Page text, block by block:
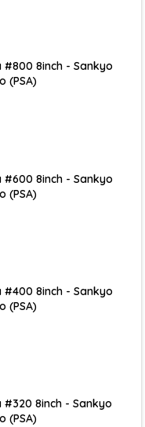
bình:
P600, P800
#800 8inch - Sankyo
(PSA)
#600 8inch - Sankyo
(PSA)
#400 8inch - Sankyo
(PSA)
#320 8inch - Sankyo
(PSA)